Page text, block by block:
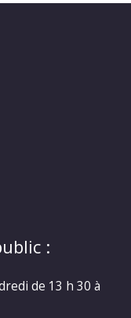
:
de 13 h 30 à